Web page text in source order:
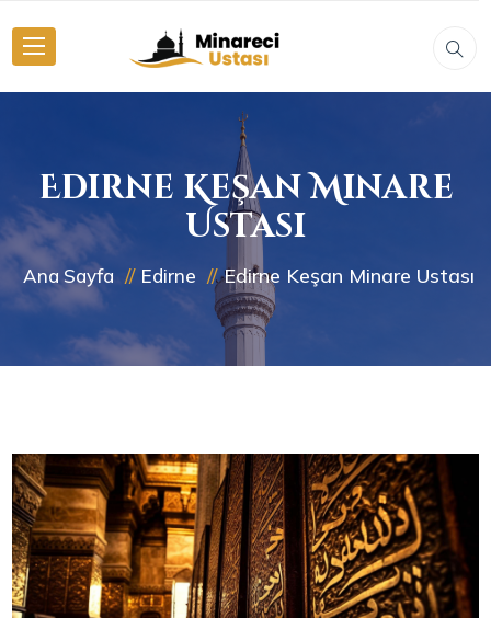
Edirne Keşan Minare
Ustası
Ana Sayfa Edirne Edirne Keşan Minare Ustası